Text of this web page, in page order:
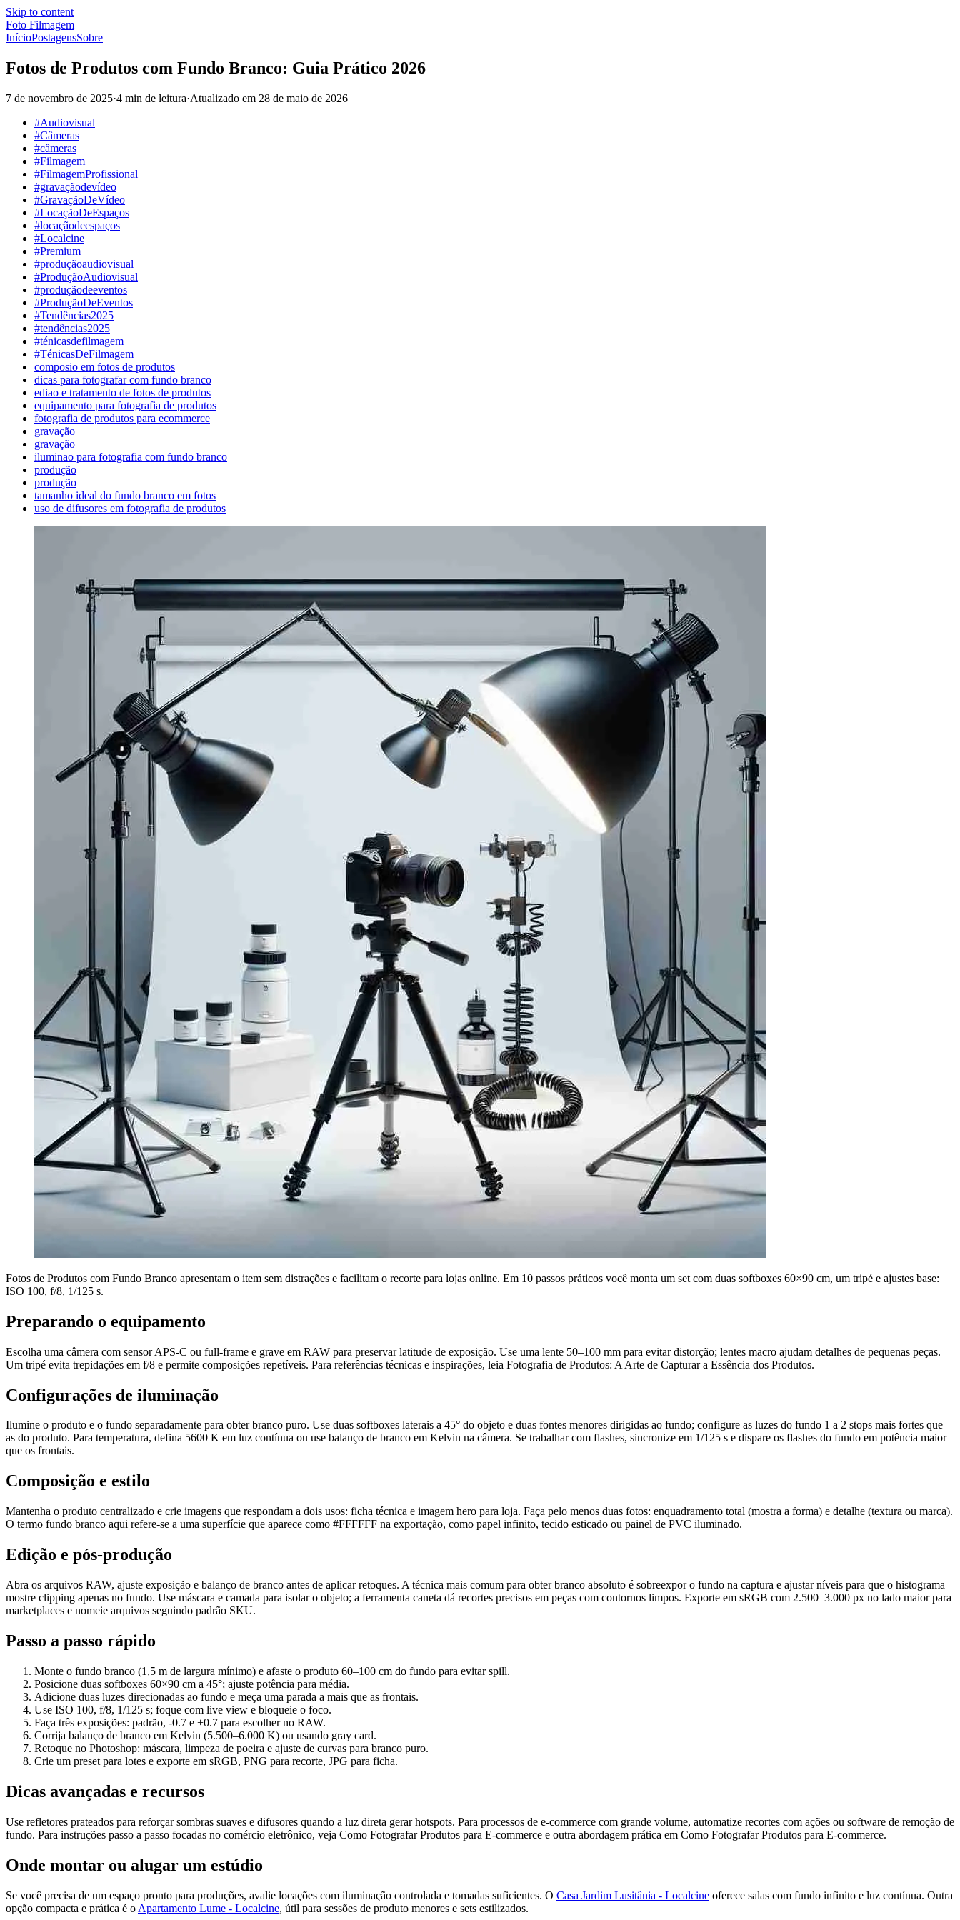
Skip to content
Foto Filmagem
InícioPostagensSobre
Fotos de Produtos com Fundo Branco: Guia Prático 2026
7 de novembro de 2025·4 min de leitura·Atualizado em 28 de maio de 2026
#Audiovisual
#Câmeras
#câmeras
#Filmagem
#FilmagemProfissional
#gravaçãodevídeo
#GravaçãoDeVídeo
#LocaçãoDeEspaços
#locaçãodeespaços
#Localcine
#Premium
#produçãoaudiovisual
#ProduçãoAudiovisual
#produçãodeeventos
#ProduçãoDeEventos
#Tendências2025
#tendências2025
#ténicasdefilmagem
#TénicasDeFilmagem
composio em fotos de produtos
dicas para fotografar com fundo branco
ediao e tratamento de fotos de produtos
equipamento para fotografia de produtos
fotografia de produtos para ecommerce
gravação
gravação
iluminao para fotografia com fundo branco
produção
produção
tamanho ideal do fundo branco em fotos
uso de difusores em fotografia de produtos
Fotos de Produtos com Fundo Branco apresentam o item sem distrações e facilitam o recorte para lojas online. Em 10 passos práticos você monta um set com duas softboxes 60×90 cm, um tripé e ajustes base:
ISO 100, f/8, 1/125 s.
Preparando o equipamento
Escolha uma câmera com sensor APS-C ou full‑frame e grave em RAW para preservar latitude de exposição. Use uma lente 50–100 mm para evitar distorção; lentes macro ajudam detalhes de pequenas peças.
Um tripé evita trepidações em f/8 e permite composições repetíveis. Para referências técnicas e inspirações, leia Fotografia de Produtos: A Arte de Capturar a Essência dos Produtos.
Configurações de iluminação
Ilumine o produto e o fundo separadamente para obter branco puro. Use duas softboxes laterais a 45° do objeto e duas fontes menores dirigidas ao fundo; configure as luzes do fundo 1 a 2 stops mais fortes que
as do produto. Para temperatura, defina 5600 K em luz contínua ou use balanço de branco em Kelvin na câmera. Se trabalhar com flashes, sincronize em 1/125 s e dispare os flashes do fundo em potência maior
que os frontais.
Composição e estilo
Mantenha o produto centralizado e crie imagens que respondam a dois usos: ficha técnica e imagem hero para loja. Faça pelo menos duas fotos: enquadramento total (mostra a forma) e detalhe (textura ou marca).
O termo fundo branco aqui refere-se a uma superfície que aparece como #FFFFFF na exportação, como papel infinito, tecido esticado ou painel de PVC iluminado.
Edição e pós‑produção
Abra os arquivos RAW, ajuste exposição e balanço de branco antes de aplicar retoques. A técnica mais comum para obter branco absoluto é sobreexpor o fundo na captura e ajustar níveis para que o histograma
mostre clipping apenas no fundo. Use máscara e camada para isolar o objeto; a ferramenta caneta dá recortes precisos em peças com contornos limpos. Exporte em sRGB com 2.500–3.000 px no lado maior para
marketplaces e nomeie arquivos seguindo padrão SKU.
Passo a passo rápido
Monte o fundo branco (1,5 m de largura mínimo) e afaste o produto 60–100 cm do fundo para evitar spill.
Posicione duas softboxes 60×90 cm a 45°; ajuste potência para média.
Adicione duas luzes direcionadas ao fundo e meça uma parada a mais que as frontais.
Use ISO 100, f/8, 1/125 s; foque com live view e bloqueie o foco.
Faça três exposições: padrão, -0.7 e +0.7 para escolher no RAW.
Corrija balanço de branco em Kelvin (5.500–6.000 K) ou usando gray card.
Retoque no Photoshop: máscara, limpeza de poeira e ajuste de curvas para branco puro.
Crie um preset para lotes e exporte em sRGB, PNG para recorte, JPG para ficha.
Dicas avançadas e recursos
Use refletores prateados para reforçar sombras suaves e difusores quando a luz direta gerar hotspots. Para processos de e‑commerce com grande volume, automatize recortes com ações ou software de remoção de
fundo. Para instruções passo a passo focadas no comércio eletrônico, veja Como Fotografar Produtos para E-commerce e outra abordagem prática em Como Fotografar Produtos para E-commerce.
Onde montar ou alugar um estúdio
Se você precisa de um espaço pronto para produções, avalie locações com iluminação controlada e tomadas suficientes. O Casa Jardim Lusitânia - Localcine oferece salas com fundo infinito e luz contínua. Outra
opção compacta e prática é o Apartamento Lume - Localcine, útil para sessões de produto menores e sets estilizados.